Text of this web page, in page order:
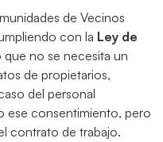
de Vecinos
con la Ley de
que no se necesita un
de propietarios,
del personal
ese consentimiento, pero
contrato de trabajo.